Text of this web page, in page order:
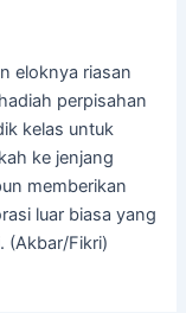
eloknya riasan
perpisahan
kelas untuk
ke jenjang
memberikan
luar biasa yang
(Akbar/Fikri)